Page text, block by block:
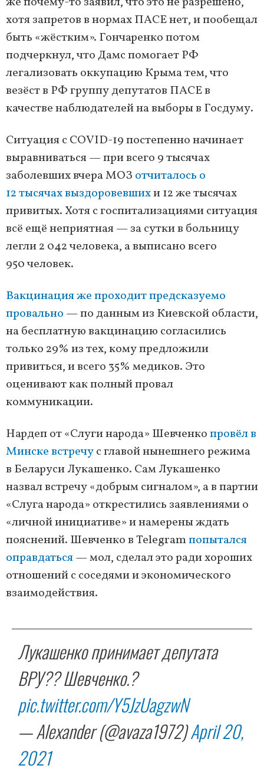
хотя запретов в нормах ПАСЕ нет, и пообещал
быть «жёстким». Гончаренко потом
подчеркнул, что Дамс помогает РФ
легализовать оккупацию Крыма тем, что
везёст в РФ группу депутатов ПАСЕ в
качестве наблюдателей на выборы в Госдуму.
Ситуация с COVID-19 постепенно начинает
выравниваться — при всего 9 тысячах
заболевших вчера МОЗ отчиталось о
12 тысячах выздоровевшихи 12 же тысячах
привитых. Хотя с госпитализациями ситуация
всё ещё неприятная — за сутки в больницу
легли 2 042 человека, а выписано всего
950 человек.
Вакцинация же проходит предсказуемо
провально — по данным из Киевской области,
на бесплатную вакцинацию согласились
только 29% из тех, кому предложили
привиться, и всего 35% медиков. Это
оценивают как полный провал
коммуникации.
Нардеп от «Слуги народа» Шевченкопровёл в
Минске встречус главой нынешнего режима
в Беларуси Лукашенко. Сам Лукашенко
назвал встречу «добрым сигналом», а в партии
«Слуга народа» открестились заявлениями о
«личной инициативе» и намерены ждать
пояснений. Шевченко в Telegramпопытался
оправдаться— мол, сделал это ради хороших
отношений с соседями и экономического
взаимодействия.
Лукашенко принимает депутата
ВРУ?? Шевченко.?
pic.twitter.com/Y5JzUagzwN
— Alexander (@avaza1972)April 20,
2021